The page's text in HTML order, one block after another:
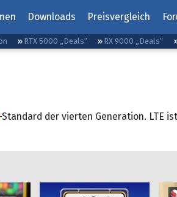
Downloads Preisvergleich
RTX 5000 „Deals“ RX 9000 „Deals“
der vierten Generation. LTE